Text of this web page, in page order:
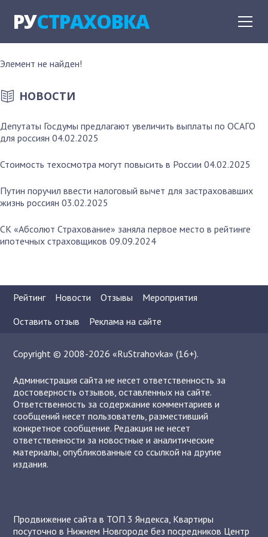
РУСТРАХОВКА
Элемент не найден!
НОВОСТИ
Депутаты Госдумы предлагают увеличить выплаты по ОСАГО
для россиян 04.02.2025
Стоимость техосмотра могут повысить в России 04.02.2025
Путин поручил ввести налоговый вычет для застраховавших
жизнь россиян 03.02.2025
СК «Абсолют Страхование» заняла первое место в рейтинге
ипотечных страховщиков 09.09.2024
Рейтинг Новости Отзывы
Мероприятия
Оставить отзыв
Реклама на сайте
Copyright © 2008-2026 «RuStrahovka» (16+).
Администрация сайта не несет ответственность за
достоверность отзывов, оставленных на сайте.
Ответственность за содержание комментариев и
сообщений несет пользователь, разместивший
конкретное сообщение. Редакция не несет
ответственности за новостные и аналитические
материалы, опубликованные со ссылкой на другие
издания.
Продвижение сайта в ТОП 3 Яндекса, Квартиры
посуточно в Нижнем Новгороде без посредников Центр